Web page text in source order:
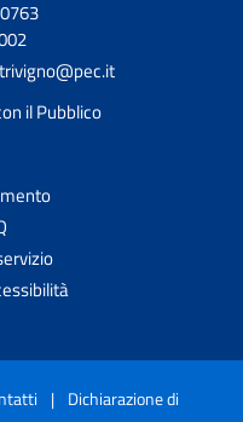
il Pubblico
| Dichiarazione di